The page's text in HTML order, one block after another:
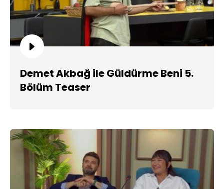
Demet Akbağ ile Güldürme Beni 5.
Bölüm Teaser